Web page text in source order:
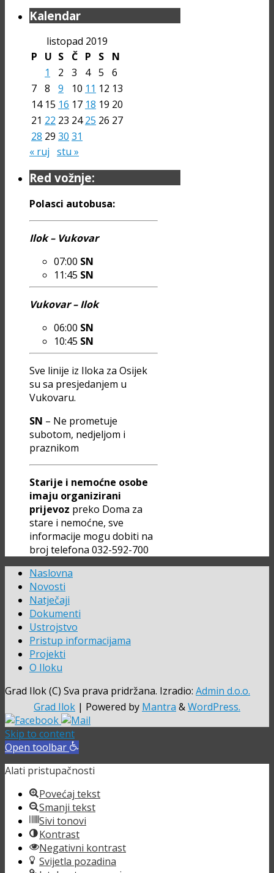
Kalendar
listopad 2019
P
U S Č P S
N
1
2 3 4 5
6
7 8 9 10 11 12 13
14 15 16 17 18 19 20
21 22 23 24 25 26 27
28 29 30 31
« ruj stu »
Red vožnje:
Polasci autobusa:
Ilok – Vukovar
07:00 SN
11:45 SN
Vukovar – Ilok
06:00 SN
10:45 SN
Sve linije iz Iloka za Osijek
su sa presjedanjem u
Vukovaru.
SN – Ne prometuje
subotom, nedjeljom i
praznikom
Starije i nemoćne osobe
imaju organizirani
prijevoz preko Doma za
stare i nemoćne, sve
informacije mogu dobiti na
broj telefona 032-592-700
Naslovna
Novosti
Natječaji
Dokumenti
Ustrojstvo
Pristup informacijama
Projekti
O Iloku
Grad Ilok (C) Sva prava pridržana. Izradio: Admin d.o.o.
Grad Ilok | Powered by Mantra &WordPress.
Skip to content
Open toolbar
Alati pristupačnosti
Povećaj tekst
Smanji tekst
Sivi tonovi
Kontrast
Negativni kontrast
Svijetla pozadina